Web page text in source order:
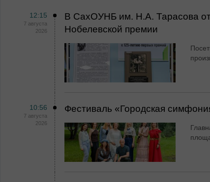
12:15
7 августа
2026
В СахОУНБ им. Н.А. Тарасова
Нобелевской премии
10:56
7 августа
2026
Фестиваль «Городская